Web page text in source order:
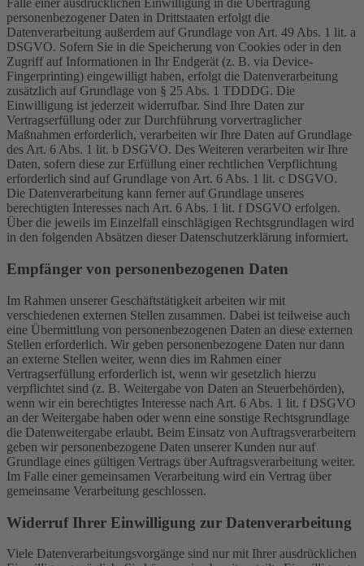
Falle einer ausdrücklichen Einwilligung in die Übertragung
personenbezogener Daten in Drittstaaten erfolgt die
Datenverarbeitung außerdem auf Grundlage von Art. 49 Abs. 1 lit. a
DSGVO. Sofern Sie in die Speicherung von Cookies oder in den
Zugriff auf Informationen in Ihr Endgerät (z. B. via Device-
Fingerprinting) eingewilligt haben, erfolgt die Datenverarbeitung
zusätzlich auf Grundlage von § 25 Abs. 1 TDDDG. Die
Einwilligung ist jederzeit widerrufbar. Sind Ihre Daten zur
Vertragserfüllung oder zur Durchführung vorvertraglicher
Maßnahmen erforderlich, verarbeiten wir Ihre Daten auf Grundlage
des Art. 6 Abs. 1 lit. b DSGVO. Des Weiteren verarbeiten wir Ihre
Daten, sofern diese zur Erfüllung einer rechtlichen Verpflichtung
erforderlich sind auf Grundlage von Art. 6 Abs. 1 lit. c DSGVO.
Die Datenverarbeitung kann ferner auf Grundlage unseres
berechtigten Interesses nach Art. 6 Abs. 1 lit. f DSGVO erfolgen.
Über die jeweils im Einzelfall einschlägigen Rechtsgrundlagen wird
in den folgenden Absätzen dieser Datenschutzerklärung informiert.
Empfänger von personenbezogenen Daten
Im Rahmen unserer Geschäftstätigkeit arbeiten wir mit
verschiedenen externen Stellen zusammen. Dabei ist teilweise auch
eine Übermittlung von personenbezogenen Daten an diese externen
Stellen erforderlich. Wir geben personenbezogene Daten nur dann
an externe Stellen weiter, wenn dies im Rahmen einer
Vertragserfüllung erforderlich ist, wenn wir gesetzlich hierzu
verpflichtet sind (z. B. Weitergabe von Daten an Steuerbehörden),
wenn wir ein berechtigtes Interesse nach Art. 6 Abs. 1 lit. f DSGVO
an der Weitergabe haben oder wenn eine sonstige Rechtsgrundlage
die Datenweitergabe erlaubt. Beim Einsatz von Auftragsverarbeitern
geben wir personenbezogene Daten unserer Kunden nur auf
Grundlage eines gültigen Vertrags über Auftragsverarbeitung weiter.
Im Falle einer gemeinsamen Verarbeitung wird ein Vertrag über
gemeinsame Verarbeitung geschlossen.
Widerruf Ihrer Einwilligung zur Datenverarbeitung
Viele Datenverarbeitungsvorgänge sind nur mit Ihrer ausdrücklichen